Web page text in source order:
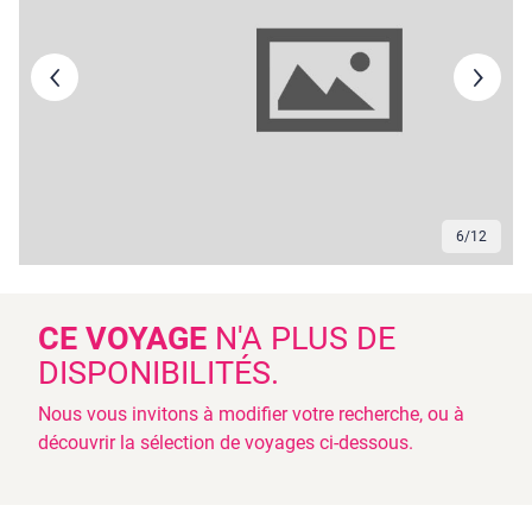
6/12
CE VOYAGE N'A PLUS DE
DISPONIBILITÉS.
Nous vous invitons à modifier votre recherche, ou à
découvrir la sélection de voyages ci-dessous.